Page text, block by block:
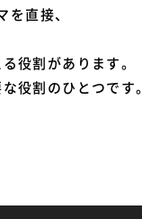
直接、
役割があります。
役割のひとつです。